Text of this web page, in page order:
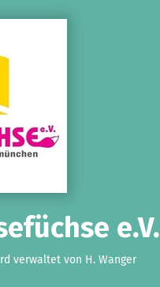
e.V.
verwaltet von H. Wanger